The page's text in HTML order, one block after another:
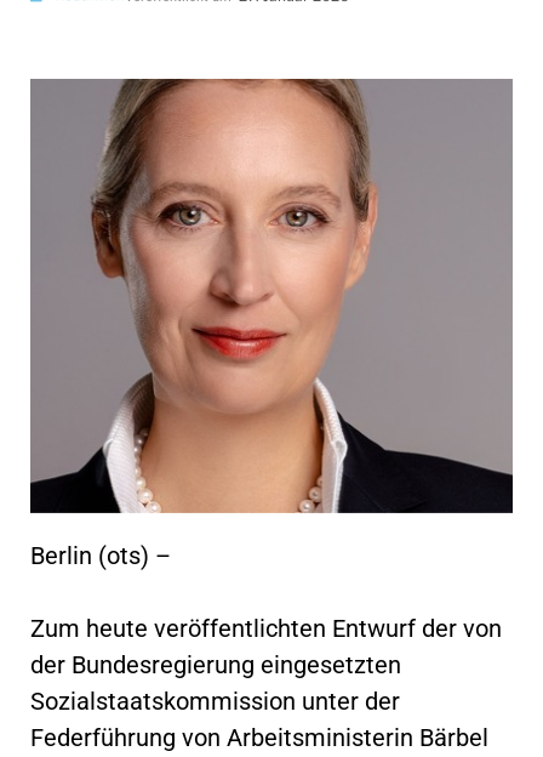
Berlin (ots) –
Zum heute veröffentlichten Entwurf der von
der Bundesregierung eingesetzten
Sozialstaatskommission unter der
Federführung von Arbeitsministerin Bärbel